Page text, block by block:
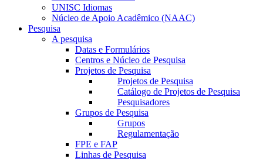
UNISC Idiomas
Núcleo de Apoio Acadêmico (NAAC)
Pesquisa
A pesquisa
Datas e Formulários
Centros e Núcleo de Pesquisa
Projetos de Pesquisa
Projetos de Pesquisa
Catálogo de Projetos de Pesquisa
Pesquisadores
Grupos de Pesquisa
Grupos
Regulamentação
FPE e FAP
Linhas de Pesquisa